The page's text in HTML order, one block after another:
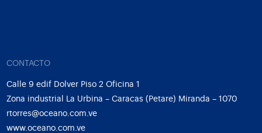
CONTACTO
Calle 9 edif Dolver Piso 2 Oficina 1
Zona industrial La Urbina – Caracas (Petare) Miranda – 1070
rtorres@oceano.com.ve
www.oceano.com.ve